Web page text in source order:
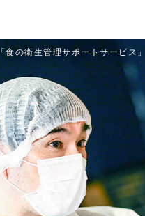
「食の衛生管理サポートサービス